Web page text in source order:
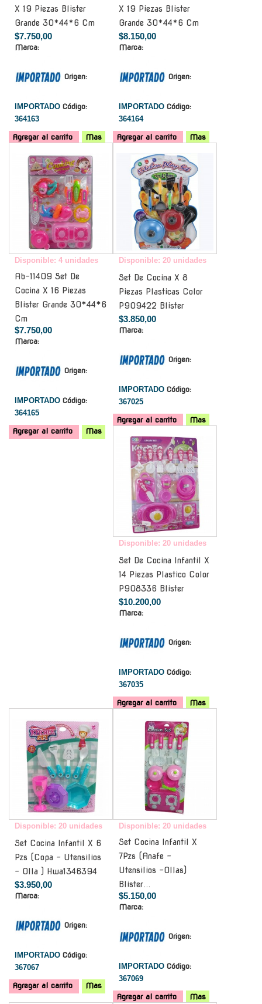
X 19 Piezas Blister
Grande 30*44*6 Cm
$7.750,00
Marca:
Origen:
IMPORTADO Código:
364163
Agregar al carrito Mas
X 19 Piezas Blister
Grande 30*44*6 Cm
$8.150,00
Marca:
Origen:
IMPORTADO Código:
364164
Agregar al carrito
Mas
Disponible: 4 unidades
Ab-11409 Set De
Cocina X 16 Piezas
Blister Grande 30*44*6
Cm
$7.750,00
Marca:
Origen:
IMPORTADO Código:
364165
Agregar al carrito Mas
Disponible: 20 unidades
Set De Cocina X 8
Piezas Plasticas Color
P909422 Blister
$3.850,00
Marca:
Origen:
IMPORTADO Código:
367025
Agregar al carrito
Mas
Disponible: 20 unidades
Set De Cocina Infantil X
14 Piezas Plastico Color
P908336 Blister
$10.200,00
Marca:
Origen:
IMPORTADO Código:
367035
Agregar al carrito
Mas
Disponible: 20 unidades
Set Cocina Infantil X 6
Pzs (Copa - Utensilios
- Olla ) Hwa1346394
$3.950,00
Marca:
Origen:
IMPORTADO Código:
367067
Agregar al carrito Mas
Disponible: 20 unidades
Set Cocina Infantil X
7Pzs (Anafe -
Utensilios -Ollas)
Blister...
$5.150,00
Marca:
Origen:
IMPORTADO Código:
367069
Agregar al carrito
Mas